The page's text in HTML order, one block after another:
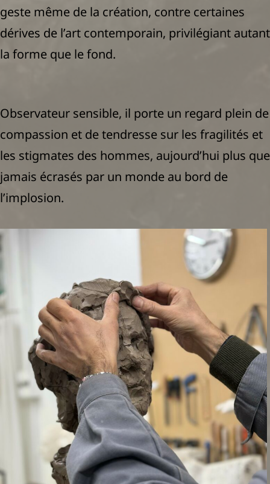
geste même de la création, contre certaines
dérives de l’art contemporain, privilégiant autant
la forme que le fond.
Observateur sensible, il porte un regard plein de
compassion et de tendresse sur les fragilités et
les stigmates des hommes, aujourd’hui plus que
jamais écrasés par un monde au bord de
l’implosion.